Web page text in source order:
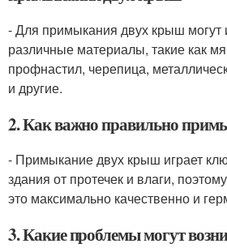
- Для примыкания двух крыш могут
различные материалы, такие как
профнастил, черепица,
и другие.
2. Как важно правильно
- Примыкание двух крыш играет
здания от протечек и влаги,
это максимально качественно и
3. Какие проблемы могут